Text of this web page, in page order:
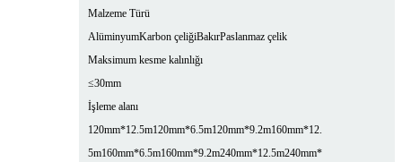
Malzeme Türü
AlüminyumKarbon çeliğiBakırPaslanmaz çelik
Maksimum kesme kalınlığı
≤30mm
İşleme alanı
120mm*12.5m120mm*6.5m120mm*9.2m160mm*12.
5m160mm*6.5m160mm*9.2m240mm*12.5m240mm*